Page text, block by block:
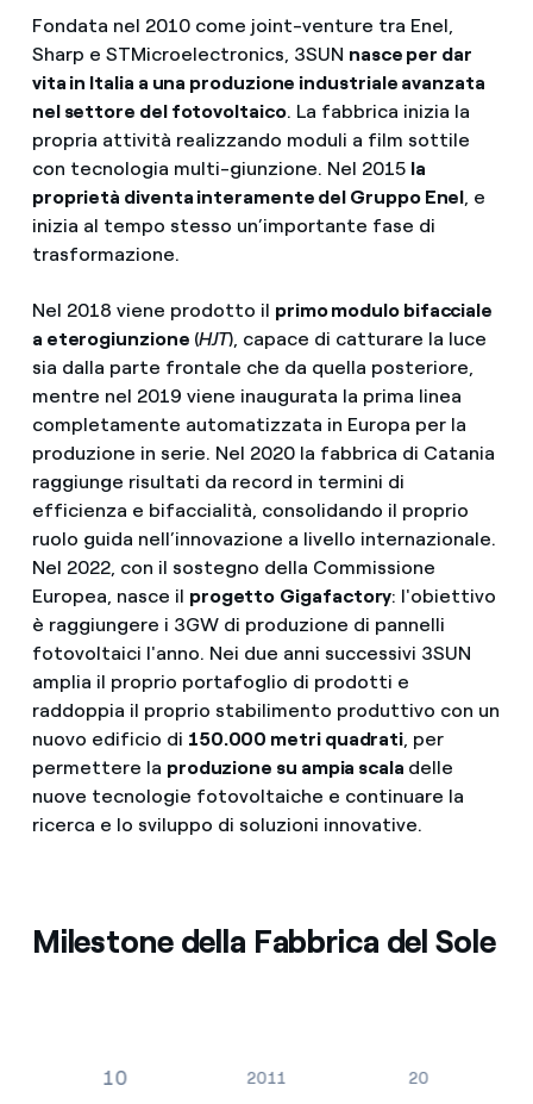
Fondata nel 2010 come joint-venture tra Enel,
Sharp e STMicroelectronics, 3SUN nasce per dar
vita in Italia a una produzione industriale avanzata
nel settore del fotovoltaico. La fabbrica inizia la
propria attività realizzando moduli a film sottile
con tecnologia multi-giunzione. Nel 2015 la
proprietà diventa interamente del Gruppo Enel, e
inizia al tempo stesso un’importante fase di
trasformazione.
Nel 2018 viene prodotto il primo modulo bifacciale
a eterogiunzione (HJT), capace di catturare la luce
sia dalla parte frontale che da quella posteriore,
mentre nel 2019 viene inaugurata la prima linea
completamente automatizzata in Europa per la
produzione in serie. Nel 2020 la fabbrica di Catania
raggiunge risultati da record in termini di
efficienza e bifaccialità, consolidando il proprio
ruolo guida nell’innovazione a livello internazionale.
Nel 2022, con il sostegno della Commissione
Europea, nasce il progetto Gigafactory: l'obiettivo
è raggiungere i 3GW di produzione di pannelli
fotovoltaici l'anno. Nei due anni successivi 3SUN
amplia il proprio portafoglio di prodotti e
raddoppia il proprio stabilimento produttivo con un
nuovo edificio di 150.000 metri quadrati, per
permettere la produzione su ampia scala delle
nuove tecnologie fotovoltaiche e continuare la
ricerca e lo sviluppo di soluzioni innovative.
Milestone della Fabbrica del Sole
2010 2011 2015